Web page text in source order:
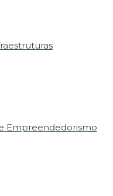
Empreendedorismo
Proativa dos
relevante
tribunal na condução
a Autora (A.)